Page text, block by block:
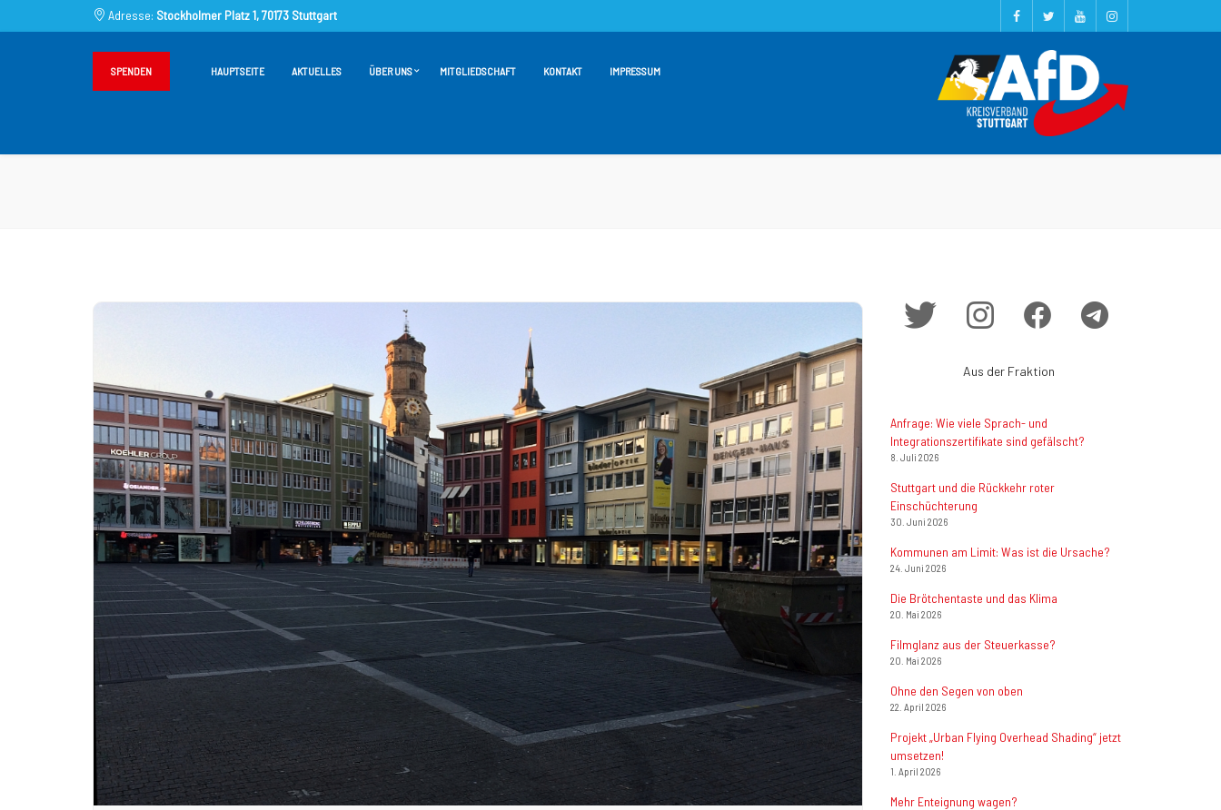
Adresse: Stockholmer Platz 1, 70173 Stuttgart
SPENDEN HAUPTSEITE AKTUELLES ÜBER UNS MITGLIEDSCHAFT KONTAKT IMPRESSUM
Aus der Fraktion
Anfrage: Wie viele Sprach- und
Integrationszertifikate sind gefälscht?
8. Juli 2026
Stuttgart und die Rückkehr roter
Einschüchterung
30. Juni 2026
Kommunen am Limit: Was ist die Ursache?
24. Juni 2026
Die Brötchentaste und das Klima
20. Mai 2026
Filmglanz aus der Steuerkasse?
20. Mai 2026
Ohne den Segen von oben
22. April 2026
Projekt „Urban Flying Overhead Shading“ jetzt
umsetzen!
1. April 2026
Mehr Enteignung wagen?